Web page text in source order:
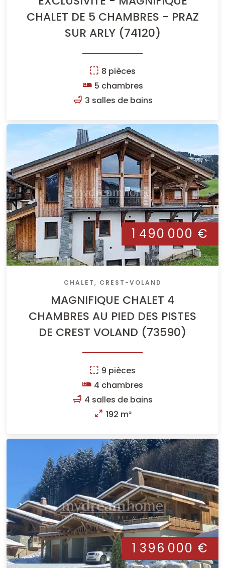
CHALET DE 5 CHAMBRES - PRAZ
SUR ARLY (74120)
8 pièces
5 chambres
3 salles de bains
1 490 000 €
CHALET, CREST-VOLAND
MAGNIFIQUE CHALET 4
CHAMBRES AU PIED DES PISTES
DE CREST VOLAND (73590)
9 pièces
4 chambres
4 salles de bains
192 m²
1 396 000 €